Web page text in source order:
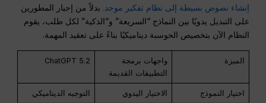
إنشاء نصوص بسيطة إلى نظام تفكير موحد. بدلاً من إجبار المطورين
على التبديل يدويًا بين النماذج “السريعة” و“الذكية” لكل طلب، يقوم
النظام الآن بتخصيص الحوسبة ديناميكيًا بناءً على تعقيد المهمة.
الميزة
واجهات برمجة
التطبيقات القديمة
ChatGPT 5.2
اختيار النموذج الاختيار اليدوي التوجيه الديناميكي